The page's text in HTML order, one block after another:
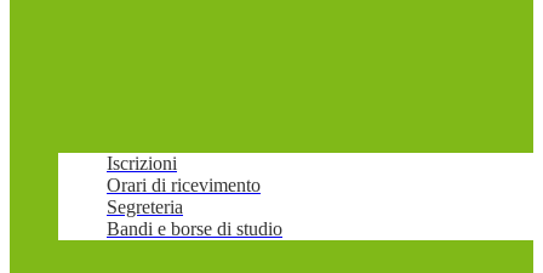
Iscrizioni
Orari di ricevimento
Segreteria
Bandi e borse di studio